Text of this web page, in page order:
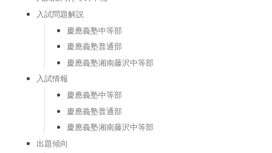
入試問題解説
慶應義塾中等部
慶應義塾普通部
慶應義塾湘南藤沢中等部
入試情報
慶應義塾中等部
慶應義塾普通部
慶應義塾湘南藤沢中等部
出題傾向